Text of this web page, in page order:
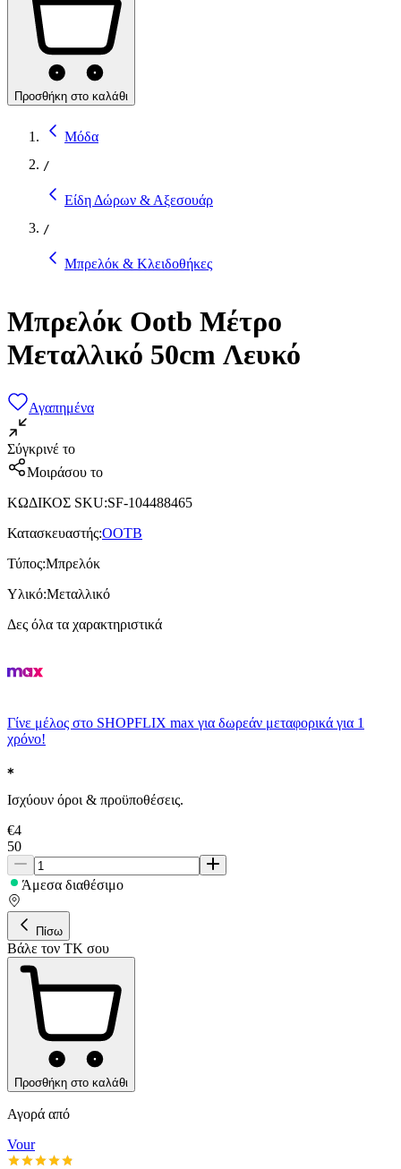
Προσθήκη στο καλάθι
Μόδα
/
Είδη Δώρων & Αξεσουάρ
/
Μπρελόκ & Κλειδοθήκες
Μπρελόκ Ootb Μέτρο
Μεταλλικό 50cm Λευκό
Αγαπημένα
Σύγκρινέ το
Μοιράσου το
ΚΩΔΙΚΟΣ SKU:SF-104488465
Κατασκευαστής:OOTB
Τύπος:Μπρελόκ
Υλικό:Μεταλλικό
Δες όλα τα χαρακτηριστικά
Γίνε μέλος στο SHOPFLIX max για δωρεάν μεταφορικά για 1
χρόνο!
Ισχύουν όροι & προϋποθέσεις.
€4
50
Άμεσα διαθέσιμο
Πίσω
Βάλε τον ΤΚ σου
Προσθήκη στο καλάθι
Αγορά από
Vour